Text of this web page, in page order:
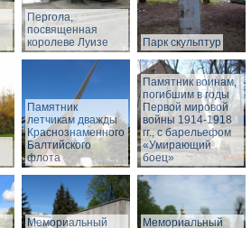
Пергола,
посвященная
королеве Луизе
Парк скульптур
Памятник
летчикам дважды
Краснознаменного
Балтийского
флота
Памятник воинам,
погибшим в годы
Первой мировой
войны 1914-1918
гг., с барельефом
«Умирающий
боец»
Мемориальный
Мемориальный